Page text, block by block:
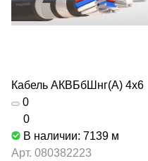
Кабель АКВБбШнг(А) 4х6
0
0
В наличии: 7139 м
Арт. 080382223